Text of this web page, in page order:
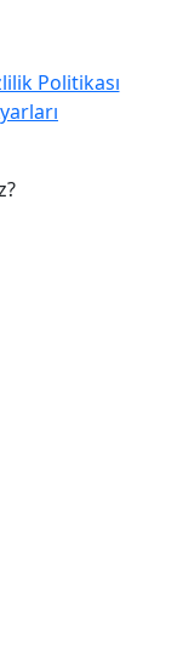
Politikası